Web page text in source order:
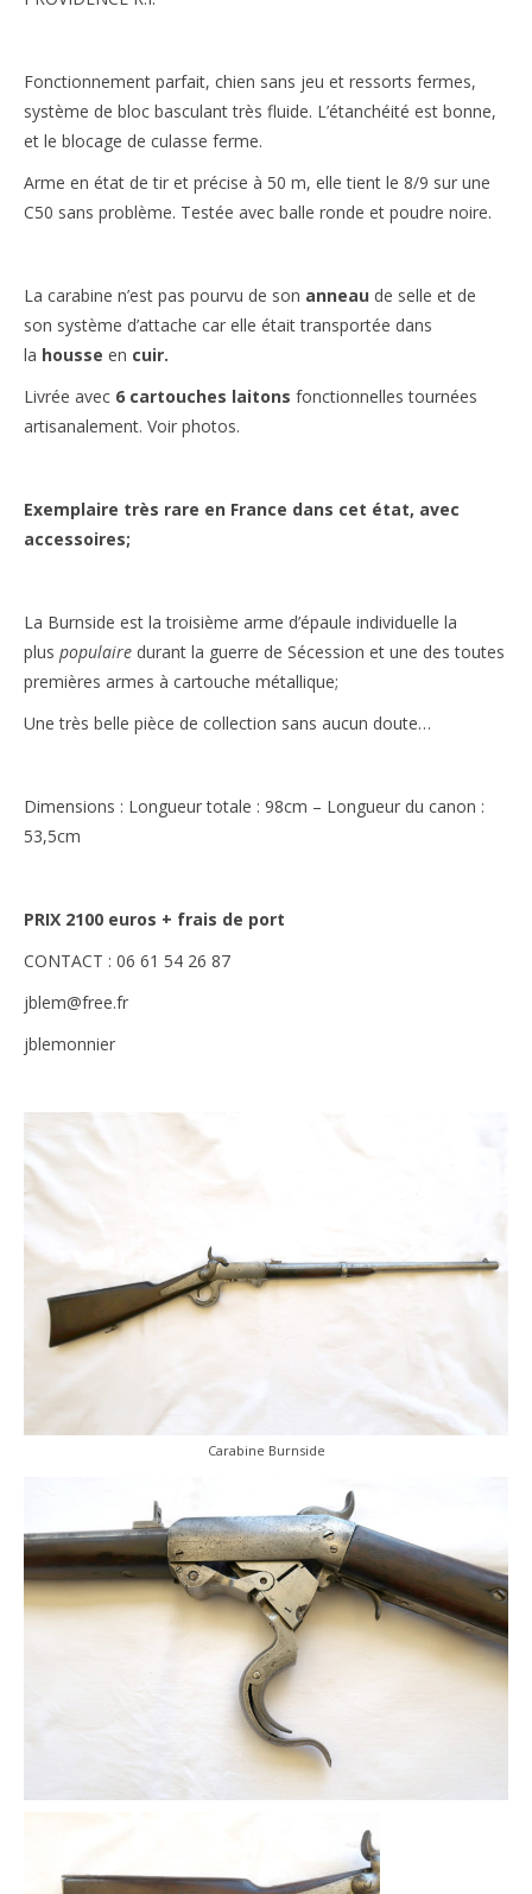
Fonctionnement parfait, chien sans jeu et ressorts fermes,
système de bloc basculant très fluide. L’étanchéité est bonne,
et le blocage de culasse ferme.
Arme en état de tir et précise à 50 m, elle tient le 8/9 sur une
C50 sans problème. Testée avec balle ronde et poudre noire.
La carabine n’est pas pourvu de son anneau de selle et de
son système d’attache car elle était transportée dans
la housse en cuir.
Livrée avec 6 cartouches laitons fonctionnelles tournées
artisanalement. Voir photos.
Exemplaire très rare en France dans cet état, avec
accessoires;
La Burnside est la troisième arme d’épaule individuelle la
plus populaire durant la guerre de Sécession et une des toutes
premières armes à cartouche métallique;
Une très belle pièce de collection sans aucun doute…
Dimensions : Longueur totale : 98cm – Longueur du canon :
53,5cm
PRIX 2100 euros + frais de port
CONTACT : 06 61 54 26 87
jblem@free.fr
jblemonnier
Carabine Burnside